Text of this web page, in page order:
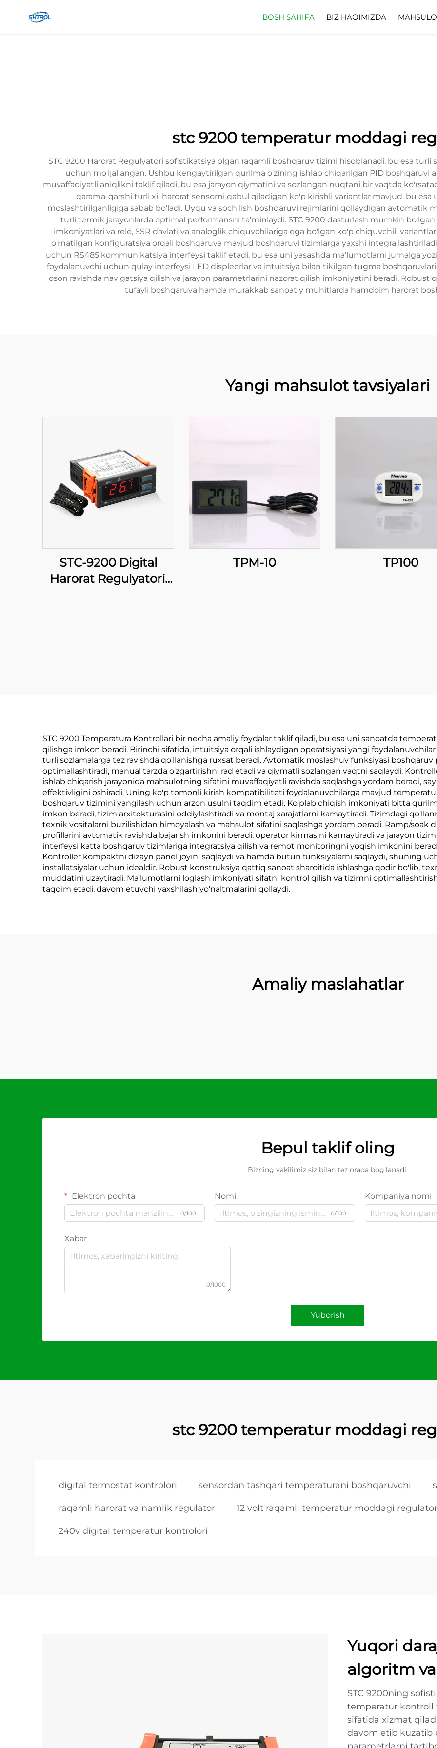
BOSH SAHIFA BIZ HAQIMIZDA
stc 9200 temperatur moddagi
STC 9200 Harorat Regulyatori sofistikatsiya olgan raqamli boshqaruv tizimi hisoblanadi, bu esa turli
uchun mo'ljallangan. Ushbu kengaytirilgan qurilma o'zining ishlab chiqarilgan PID boshqaruvi
muvaffaqiyatli aniqlikni taklif qiladi, bu esa jarayon qiymatini va sozlangan nuqtani bir vaqtda
qarama-qarshi turli xil harorat sensorni qabul qiladigan ko'p kirishli variantlar mavjud, bu
moslashtirilganligiga sabab bo'ladi. Uyqu va sochilish boshqaruvi rejimlarini qollaydigan avtomatik
turli termik jarayonlarda optimal performansni ta'minlaydi. STC 9200 dasturlash mumkin
imkoniyatlari va relé, SSR davlati va analoglik chiquvchilariga ega bo'lgan ko'p chiquvchili
o'rnatilgan konfiguratsiya orqali boshqaruva mavjud boshqaruvi tizimlarga yaxshi
uchun RS485 kommunikatsiya interfeysi taklif etadi, bu esa uni yasashda ma'lumotlarni jurnalga
foydalanuvchi uchun qulay interfeysi LED displeerlar va intuitsiya bilan tikilgan tugma
oson ravishda navigatsiya qilish va jarayon parametrlarini nazorat qilish imkoniyatini beradi. Robust
tufayli boshqaruva hamda murakkab sanoatiy muhitlarda hamdoim harorat
Yangi mahsulot tavsiyalari
STC-9200 Digital
Harorat Regulyatori:
TPM-10 TP100
STC 9200 Temperatura Kontrollari bir necha amaliy foydalar taklif qiladi, bu esa uni sanoatda
qilishga imkon beradi. Birinchi sifatida, intuitsiya orqali ishlaydigan operatsiyasi yangi
turli sozlamalarga tez ravishda qo'llanishga ruxsat beradi. Avtomatik moslashuv funksiyasi
optimallashtiradi, manual tarzda o'zgartirishni rad etadi va qiymatli sozlangan vaqtni saqlaydi.
ishlab chiqarish jarayonida mahsulotning sifatini muvaffaqiyatli ravishda saqlashga yordam beradi,
effektivligini oshiradi. Uning ko'p tomonli kirish kompatibiliteti foydalanuvchilarga mavjud
boshqaruv tizimini yangilash uchun arzon usulni taqdim etadi. Ko'plab chiqish imkoniyati bitta
imkon beradi, tizim arxitekturasini oddiylashtiradi va montaj xarajatlarni kamaytiradi. Tizimdagi
texnik vositalarni buzilishidan himoyalash va mahsulot sifatini saqlashga yordam beradi. Ramp/soak
profillarini avtomatik ravishda bajarish imkonini beradi, operator kirmasini kamaytiradi va jarayon
interfeysi katta boshqaruv tizimlariga integratsiya qilish va remot monitoringni yoqish imkonini
Kontroller kompaktni dizayn panel joyini saqlaydi va hamda butun funksiyalarni saqlaydi, shuning
installatsiyalar uchun idealdir. Robust konstruksiya qattiq sanoat sharoitida ishlashga qodir bo'lib,
muddatini uzaytiradi. Ma'lumotlarni loglash imkoniyati sifatni kontrol qilish va tizimni
taqdim etadi, davom etuvchi yaxshilash yo'naltmalarini qollaydi.
Amaliy maslahatlar
Bepul taklif oling
Bizning vakilimiz siz bilan tez orada bog'lanadi.
Elektron pochta
0/100
Nomi
0/100
Kompaniya nomi
Xabar
0/1000
Yuborish
stc 9200 temperatur moddagi
digital termostat kontrolori sensordan tashqari temperaturani boshqaruvchi
raqamli harorat va namlik regulator 12 volt raqamli temperatur moddagi regulator
240v digital temperatur kontrolori
Yuqori
algoritm
STC 9200ning
temperatur kontroll
sifatida xizmat
davom etib kuzatib